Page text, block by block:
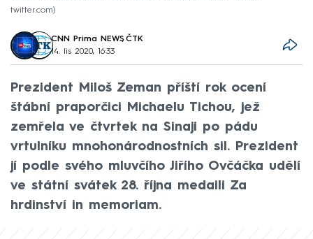
twitter.com
CNN Prima NEWS, ČTK
14. lis 2020, 16:33
Prezident Miloš Zeman příští rok ocení
štábní praporčici Michaelu Tichou, jež
zemřela ve čtvrtek na Sinaji po pádu
vrtulníku mnohonárodnostních sil. Prezident
jí podle svého mluvčího Jiřího Ovčáčka udělí
ve státní svátek 28. října medaili Za
hrdinství in memoriam.